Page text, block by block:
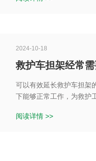
2024-10-18
救护车担架经常
可以有效延长救护车担架
下能够正常工作，为救护
用。
阅读详情 >>